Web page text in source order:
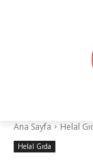
Ana Sayfa Helal
Helal Gıda